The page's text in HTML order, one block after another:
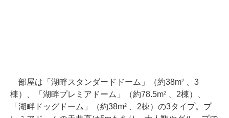
部屋は「湖畔スタンダードドーム」（約38m2、3
棟）、「湖畔プレミアドーム」（約78.5m2、2棟）、
「湖畔ドッグドーム」（約38m2、2棟）の3タイプ。プ